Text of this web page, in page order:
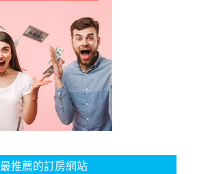
最推薦的訂房網站